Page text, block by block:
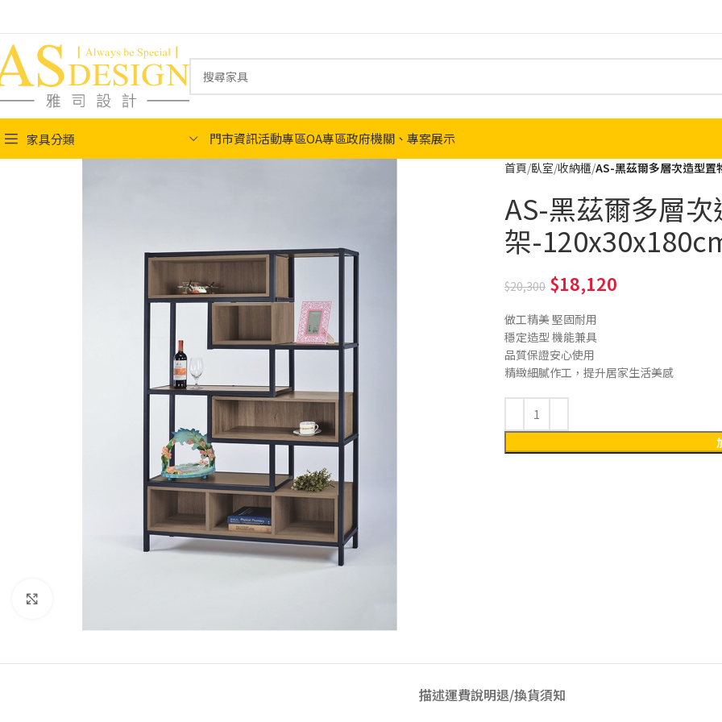
家具分類 門市資訊活動專區OA專區政府機關、專案展示
首頁 臥室 收納櫃 AS-黑茲爾多層次造型
AS-黑茲爾多層
架-
20,300 18,120
做工精美 堅固耐用
穩定造型 機能兼具
品質保證安心使用
精緻細膩作工，提升居家生活美感
描述運費說明退/換貨須知